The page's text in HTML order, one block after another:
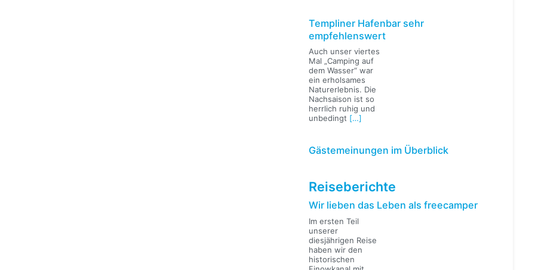
Templiner Hafenbar sehr
empfehlenswert
Auch unser viertes
Mal „Camping auf
dem Wasser“ war
ein erholsames
Naturerlebnis. Die
Nachsaison ist so
herrlich ruhig und
unbedingt […]
Gästemeinungen im Überblick
Reiseberichte
Wir lieben das Leben als freecamper
Im ersten Teil
unserer
diesjährigen Reise
haben wir den
historischen